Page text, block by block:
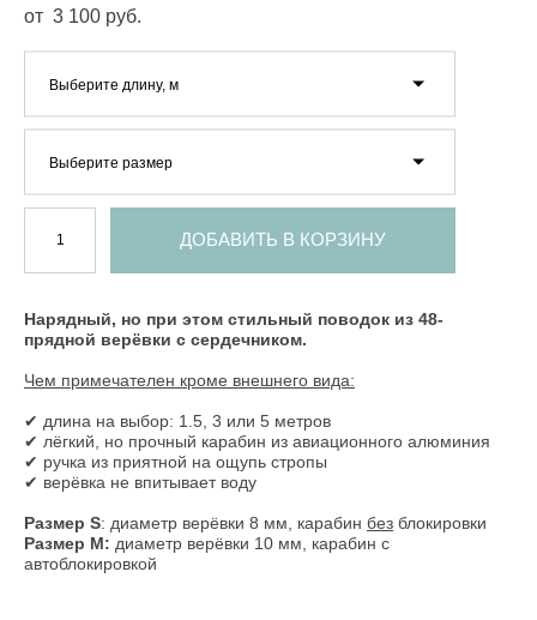
от 3 100 pуб.
Выберите длину, м
Выберите размер
ДОБАВИТЬ В КОРЗИНУ
Нарядный, но при этом стильный поводок из 48-
прядной верёвки с сердечником.
Чем примечателен кроме внешнего вида:
✔ длина на выбор: 1.5, 3 или 5 метров
✔ лёгкий, но прочный карабин из авиационного алюминия
✔ ручка из приятной на ощупь стропы
✔ верёвка не впитывает воду
Размер S: диаметр верёвки 8 мм, карабин без блокировки
Размер M: диаметр верёвки 10 мм, карабин с
автоблокировкой